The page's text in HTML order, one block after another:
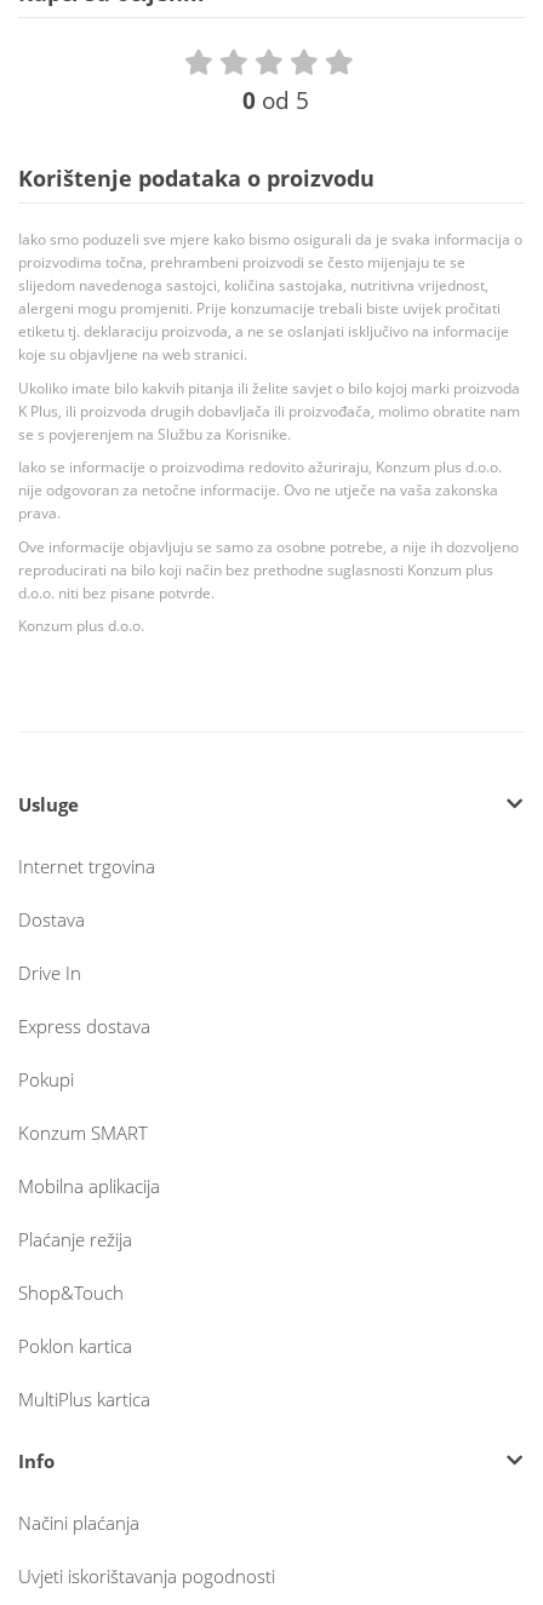
0 od 5
Korištenje podataka o proizvodu
Iako smo poduzeli sve mjere kako bismo osigurali da je svaka informacija o
proizvodima točna, prehrambeni proizvodi se često mijenjaju te se
slijedom navedenoga sastojci, količina sastojaka, nutritivna vrijednost,
alergeni mogu promjeniti. Prije konzumacije trebali biste uvijek pročitati
etiketu tj. deklaraciju proizvoda, a ne se oslanjati isključivo na informacije
koje su objavljene na web stranici.
Ukoliko imate bilo kakvih pitanja ili želite savjet o bilo kojoj marki proizvoda
K Plus, ili proizvoda drugih dobavljača ili proizvođača, molimo obratite nam
se s povjerenjem na Službu za Korisnike.
Iako se informacije o proizvodima redovito ažuriraju, Konzum plus d.o.o.
nije odgovoran za netočne informacije. Ovo ne utječe na vaša zakonska
prava.
Ove informacije objavljuju se samo za osobne potrebe, a nije ih dozvoljeno
reproducirati na bilo koji način bez prethodne suglasnosti Konzum plus
d.o.o. niti bez pisane potvrde.
Konzum plus d.o.o.
Usluge
Internet trgovina
Dostava
Drive In
Express dostava
Pokupi
Konzum SMART
Mobilna aplikacija
Plaćanje režija
Shop&Touch
Poklon kartica
MultiPlus kartica
Info
Načini plaćanja
Uvjeti iskorištavanja pogodnosti